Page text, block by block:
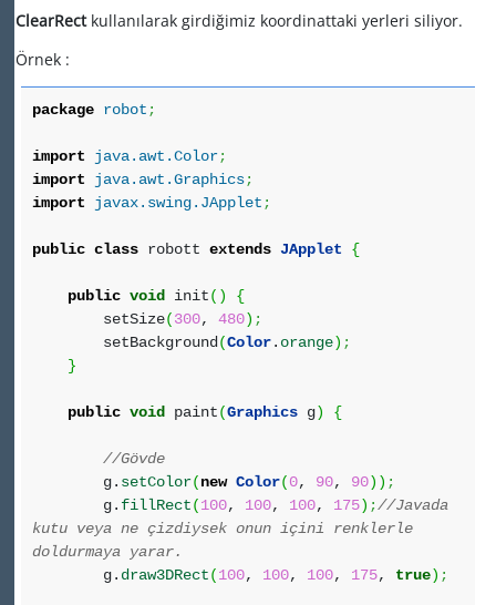
ClearRectkullanılarak girdiğimiz koordinattaki yerleri siliyor.
Örnek :
package robot ;
import java.awt.Color;
import
java.awt.Graphics;
import
javax.swing.JApplet ;
public class robott extends JApplet {
public void init( )
{
setSize(300, 480) ;
setBackground (Color. orange) ;
}
public void paint(Graphics g) {
//Gövde
g. setColor(new Color(0, 90, 90) ) ;
g. fillRect(100, 100, 100, 175) ;//Javada
kutu veya ne çizdiysek onun içini renklerle
doldurmaya yarar.
g. draw3DRect(100, 100, 100, 175, true) ;